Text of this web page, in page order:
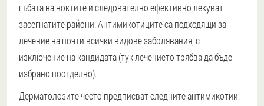
гъбата на ноктите и следователно ефективно лекуват
засегнатите райони. Антимикотиците са подходящи за
лечение на почти всички видове заболявания, с
изключение на кандидата (тук лечението трябва да бъде
избрано поотделно).
Дерматолозите често предписват следните антимикотии: